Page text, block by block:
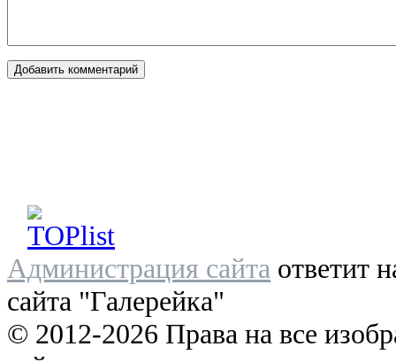
Администрация сайта ответит
сайта "Галерейка"
© 2012-2026 Права на все